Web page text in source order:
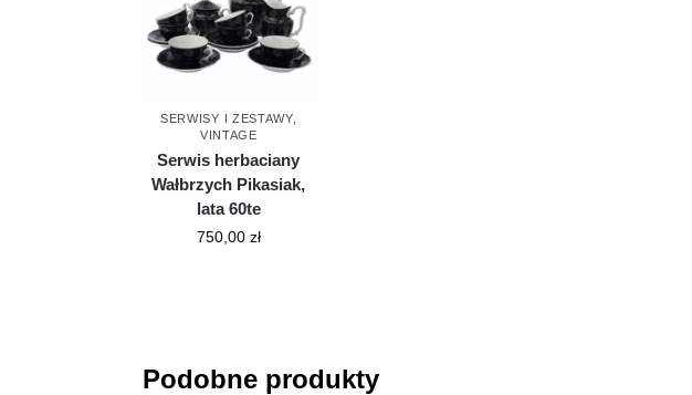
SERWISY I ZESTAWY,
VINTAGE
Serwis herbaciany
Wałbrzych Pikasiak,
lata 60te
750,00 zł
Podobne produkty